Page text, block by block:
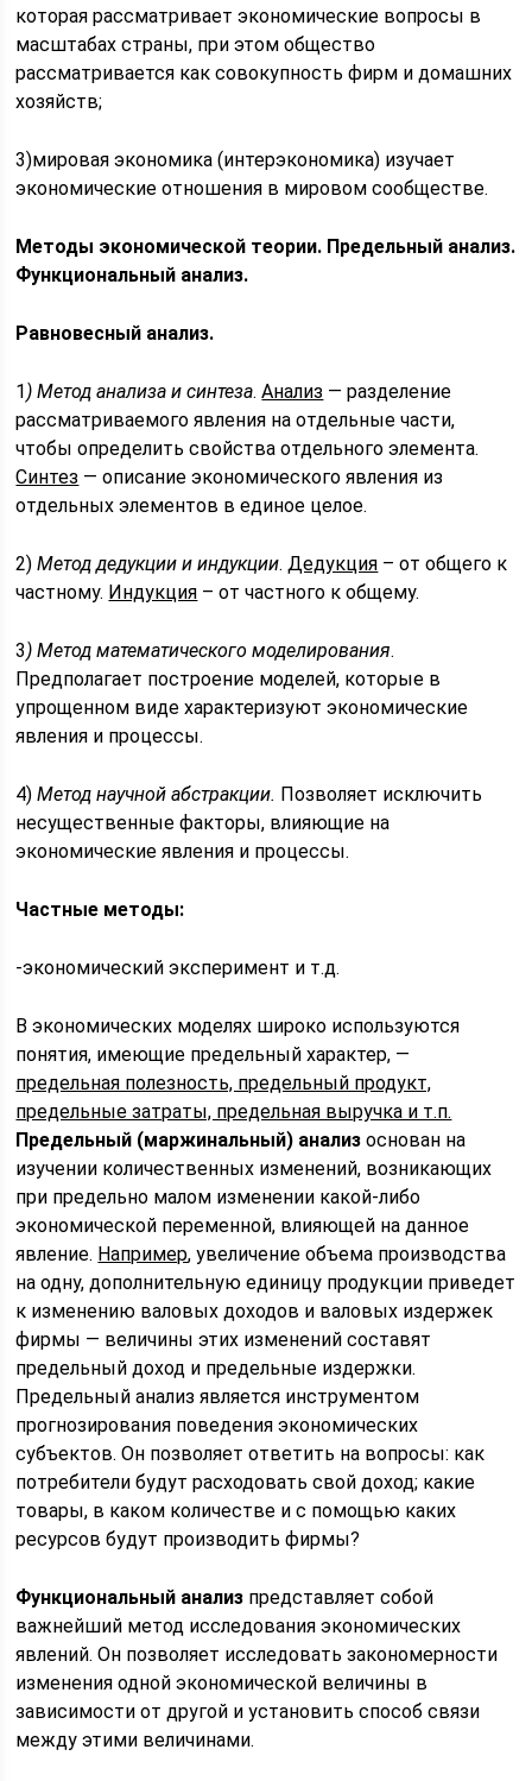
которая рассматривает экономические вопросы в
масштабах страны, при этом общество
рассматривается как совокупность фирм и домашних
хозяйств;
3)мировая экономика (интерэкономика) изучает
экономические отношения в мировом сообществе.
Методы экономической теории. Предельный анализ.
Функциональный анализ.
Равновесный анализ.
1) Метод анализа и синтеза.Анализ — разделение
рассматриваемого явления на отдельные части,
чтобы определить свойства отдельного элемента.
Синтез — описание экономического явления из
отдельных элементов в единое целое.
2)Метод дедукции и индукции.Дедукция – от общего к
частному. Индукция – от частного к общему.
3) Метод математического моделирования.
Предполагает построение моделей, которые в
упрощенном виде характеризуют экономические
явления и процессы.
4)Метод научной абстракции. Позволяет исключить
несущественные факторы, влияющие на
экономические явления и процессы.
Частные методы:
-экономический эксперимент и т.д.
В экономических моделях широко используются
понятия, имеющие предельный характер, —
предельная полезность, предельный продукт,
предельные затраты, предельная выручка и т.п.
Предельный (маржинальный) анализ основан на
изучении количественных изменений, возникающих
при предельно малом изменении какой-либо
экономической переменной, влияющей на данное
явление. Например, увеличение объема производства
на одну, дополнительную единицу продукции приведет
к изменению валовых доходов и валовых издержек
фирмы — величины этих изменений составят
предельный доход и предельные издержки.
Предельный анализ является инструментом
прогнозирования поведения экономических
субъектов. Он позволяет ответить на вопросы: как
потребители будут расходовать свой доход; какие
товары, в каком количестве и с помощью каких
ресурсов будут производить фирмы?
Функциональный анализ представляет собой
важнейший метод исследования экономических
явлений. Он позволяет исследовать закономерности
изменения одной экономической величины в
зависимости от другой и установить способ связи
между этими величинами.